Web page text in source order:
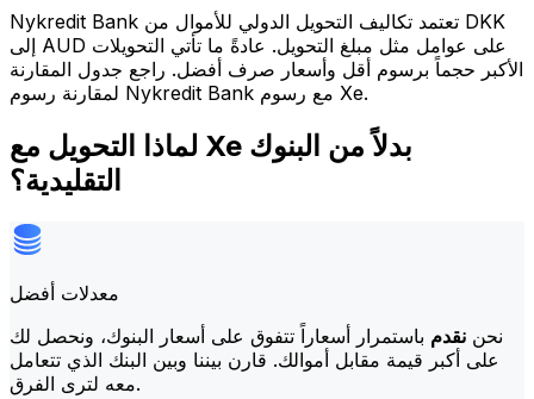
Nykredit Bank تعتمد تكاليف التحويل الدولي للأموال من DKK
إلى AUD على عوامل مثل مبلغ التحويل. عادةً ما تأتي التحويلات
الأكبر حجماً برسوم أقل وأسعار صرف أفضل. راجع جدول المقارنة
لمقارنة رسوم Nykredit Bank مع رسوم Xe.
لماذا التحويل مع Xe بدلاً من البنوك
التقليدية؟
معدلات أفضل
نحن نقدم باستمرار أسعاراً تتفوق على أسعار البنوك، ونحصل لك
على أكبر قيمة مقابل أموالك. قارن بيننا وبين البنك الذي تتعامل
معه لترى الفرق.